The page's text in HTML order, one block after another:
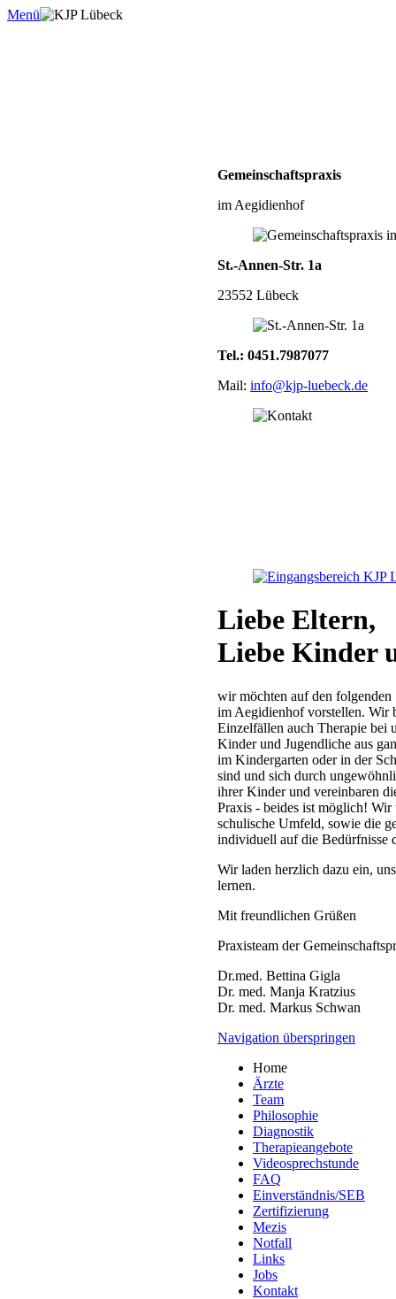
Menü
Gemeinschaftspraxis
im Aegidienhof
St.-Annen-Str. 1a
23552 Lübeck
Tel.: 0451.7987077
Mail: info@kjp-luebeck.de
Liebe Eltern,
Liebe Kinder
wir möchten auf den folgenden
im Aegidienhof vorstellen. Wir
Einzelfällen auch Therapie bei
Kinder und Jugendliche aus
im Kindergarten oder in der
sind und sich durch
ihrer Kinder und vereinbaren
Praxis - beides ist möglich! Wir
schulische Umfeld, sowie die
individuell auf die Bedürfnisse
Wir laden herzlich dazu ein,
lernen.
Mit freundlichen Grüßen
Praxisteam der
Dr.med. Bettina Gigla
Dr. med. Manja Kratzius
Dr. med. Markus Schwan
Navigation überspringen
Home
Ärzte
Team
Philosophie
Diagnostik
Therapieangebote
Videosprechstunde
FAQ
Einverständnis/SEB
Zertifizierung
Mezis
Notfall
Links
Jobs
Kontakt